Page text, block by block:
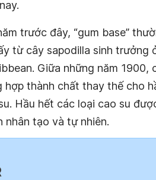
trước đây, “gum base”
từ cây sapodilla sinh trưởng
Giữa những năm
hợp thành chất thay thế cho
Hầu hết các loại cao su
nhân tạo và tự nhiên.